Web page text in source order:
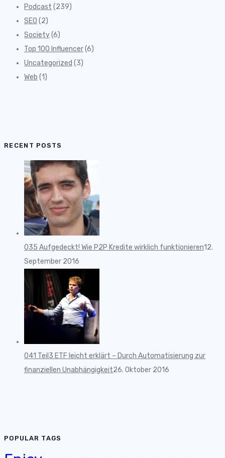
Podcast (239)
SEO (2)
Society(6)
Top 100 Influencer(6)
Uncategorized (3)
Web (1)
RECENT POSTS
035 Aufgedeckt! Wie P2P Kredite wirklich funktionieren12.
September 2016
041 Teil3 ETF leicht erklärt – Durch Automatisierung zur
finanziellen Unabhängigkeit26. Oktober 2016
POPULAR TAGS